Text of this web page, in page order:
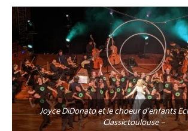
Joyce DiDonato et le choeur d’enfants
Classictoulouse –